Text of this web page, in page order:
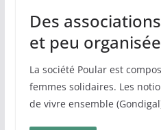
Des
et peu
La société Poular est
femmes solidaires. Les
de vivre ensemble